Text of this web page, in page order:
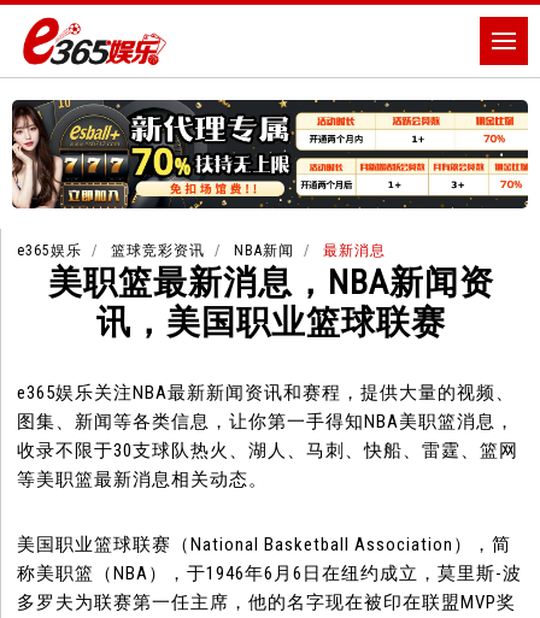
e365娱乐 篮球竞彩资讯 NBA新闻 最新消息
美职篮最新消息，NBA新闻资
讯，美国职业篮球联赛
e365娱乐关注NBA最新新闻资讯和赛程，提供大量的视频、
图集、新闻等各类信息，让你第一手得知NBA美职篮消息，
收录不限于30支球队热火、湖人、马刺、快船、雷霆、篮网
等美职篮最新消息相关动态。
美国职业篮球联赛（National Basketball Association），简
称美职篮（NBA），于1946年6月6日在纽约成立，莫里斯-波
多罗夫为联赛第一任主席，他的名字现在被印在联盟MVP奖